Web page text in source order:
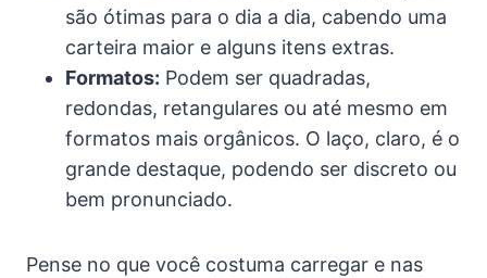
são ótimas para o dia a dia, cabendo uma
carteira maior e alguns itens extras.
Formatos: Podem ser quadradas,
redondas, retangulares ou até mesmo em
formatos mais orgânicos. O laço, claro, é o
grande destaque, podendo ser discreto ou
bem pronunciado.
Pense no que você costuma carregar e nas